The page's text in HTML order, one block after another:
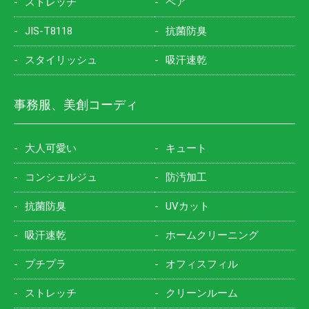
JIS-T8118 抗菌防臭
スタイリッシュ 吸汗速乾
事務服、美創コーディ
大人可愛い キュート
コンシェルジュ 防汚加工
抗菌防臭 UVカット
吸汗速乾 ホームクリーニング
プチプラ オフィスフィル
ストレッチ クリーンルーム